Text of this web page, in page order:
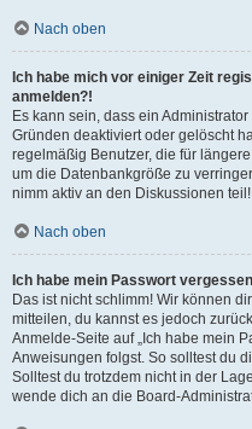
Nach oben
Ich habe mich vor einiger Zeit
anmelden?!
Es kann sein, dass ein
Gründen deaktiviert oder gelöscht
regelmäßig Benutzer, die für
um die Datenbankgröße zu
nimm aktiv an den Diskussionen teil!
Nach oben
Ich habe mein Passwort
Das ist nicht schlimm! Wir können
mitteilen, du kannst es jedoch
Anmelde-Seite auf „Ich habe mein
Anweisungen folgst. So solltest du
Solltest du trotzdem nicht in der
wende dich an die Board-